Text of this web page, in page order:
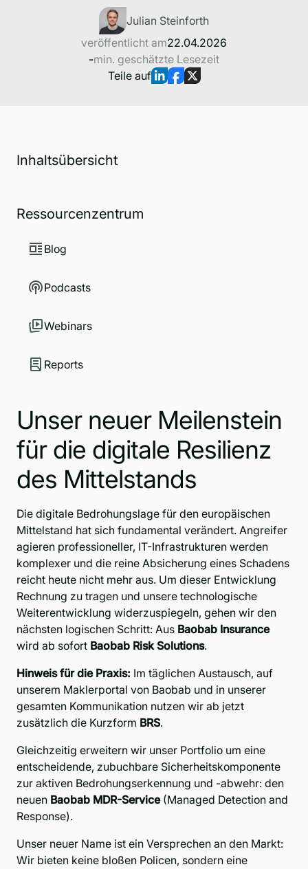
Julian Steinforth
veröffentlicht am22.04.2026
-min. geschätzte Lesezeit
Teile auf
Inhaltsübersicht
Ressourcenzentrum
Blog
Podcasts
Webinars
Reports
Unser neuer Meilenstein
für die digitale Resilienz
des Mittelstands
Die digitale Bedrohungslage für den europäischen
Mittelstand hat sich fundamental verändert. Angreifer
agieren professioneller, IT-Infrastrukturen werden
komplexer und die reine Absicherung eines Schadens
reicht heute nicht mehr aus. Um dieser Entwicklung
Rechnung zu tragen und unsere technologische
Weiterentwicklung widerzuspiegeln, gehen wir den
nächsten logischen Schritt: Aus Baobab Insurance
wird ab sofort Baobab Risk Solutions.
Hinweis für die Praxis: Im täglichen Austausch, auf
unserem Maklerportal von Baobab und in unserer
gesamten Kommunikation nutzen wir ab jetzt
zusätzlich die Kurzform BRS.
Gleichzeitig erweitern wir unser Portfolio um eine
entscheidende, zubuchbare Sicherheitskomponente
zur aktiven Bedrohungserkennung und -abwehr: den
neuen Baobab MDR-Service(Managed Detection and
Response).
Unser neuer Name ist ein Versprechen an den Markt:
Wir bieten keine bloßen Policen, sondern eine